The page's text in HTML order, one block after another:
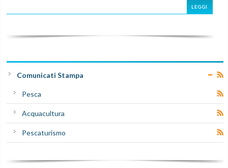
LEGGI
Comunicati Stampa
Pesca
Acquacultura
Pescaturismo